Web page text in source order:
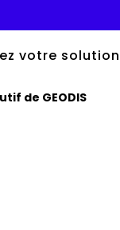
votre solution
de GEODIS